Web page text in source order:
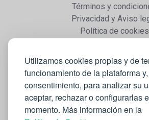
Utilizamos cookies propias y de
funcionamiento de la plataforma
consentimiento, para analizar su
aceptar, rechazar o configurarlas
momento. Más información en la
Términos y
Privacidad y Aviso
Política de cookies
WEB
Vender libros
Mi cuenta
Comprar libros